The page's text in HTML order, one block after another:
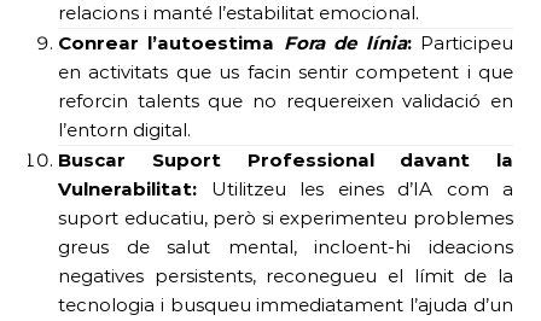
relacions i manté l’estabilitat emocional.
Conrear l’autoestima Fora de línia:Participeu
en activitats que us facin sentir competent i que
reforcin talents que no requereixen validació en
l’entorn digital.
Buscar Suport Professional davant la
Vulnerabilitat: Utilitzeu les eines d’IA com a
suport educatiu, però si experimenteu problemes
greus de salut mental, incloent-hi ideacions
negatives persistents, reconegueu el límit de la
tecnologia i busqueu immediatament l’ajuda d’un